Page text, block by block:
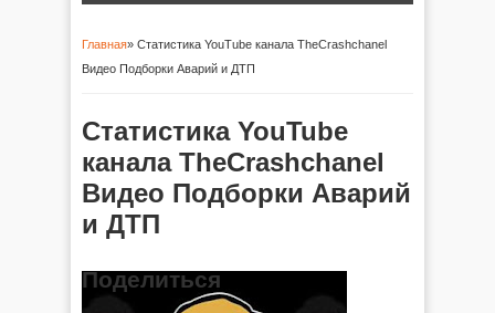
Вы здесь
Главная» Статистика YouTube канала TheCrashchanel
Видео Подборки Аварий и ДТП
Статистика YouTube
канала TheCrashchanel
Видео Подборки Аварий
и ДТП
Поделиться